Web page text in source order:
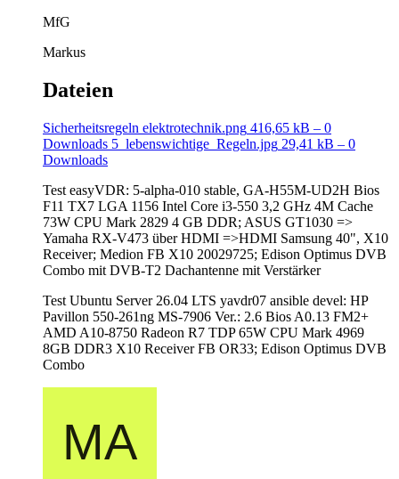
MfG
Markus
Dateien
Sicherheitsregeln elektrotechnik.png 416,65 kB – 0
Downloads 5_lebenswichtige_Regeln.jpg 29,41 kB – 0
Downloads
Test easyVDR: 5-alpha-010 stable, GA-H55M-UD2H Bios
F11 TX7 LGA 1156 Intel Core i3-550 3,2 GHz 4M Cache
73W CPU Mark 2829 4 GB DDR; ASUS GT1030 =>
Yamaha RX-V473 über HDMI =>HDMI Samsung 40", X10
Receiver; Medion FB X10 20029725; Edison Optimus DVB
Combo mit DVB-T2 Dachantenne mit Verstärker
Test Ubuntu Server 26.04 LTS yavdr07 ansible devel: HP
Pavillon 550-261ng MS-7906 Ver.: 2.6 Bios A0.13 FM2+
AMD A10-8750 Radeon R7 TDP 65W CPU Mark 4969
8GB DDR3 X10 Receiver FB OR33; Edison Optimus DVB
Combo